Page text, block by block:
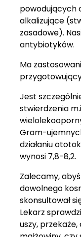
powodujących
alkalizujące
zasadowe).
antybiotyków.
Ma
Jest
stwierdzenia
Gram-
działaniu
wynosi 7,8-8,2.
Zalecamy,
dowolnego
skonsultował
Lekarz
uszy,